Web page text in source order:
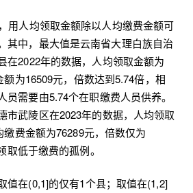
用人均领取金额除以人均缴费金额可
其中，最大值是云南省大理白族自治
在2022年的数据，人均领取金额为
为16509元，倍数达到5.74倍，相
员需要由5.74个在职缴费人员供养。
市武陵区在2023年的数据，人均领取
费金额为76289元，倍数仅为
低于缴费的孤例。
值在(0,1]的仅有1个县；取值在(1,2]